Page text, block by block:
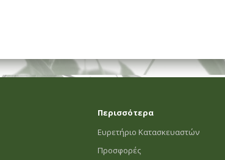
Περισσότερα
Ευρετήριο Κατασκευαστών
Προσφορές